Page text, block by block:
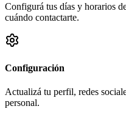
Configurá tus días y horarios
cuándo contactarte.
Configuración
Actualizá tu perfil, redes
personal.